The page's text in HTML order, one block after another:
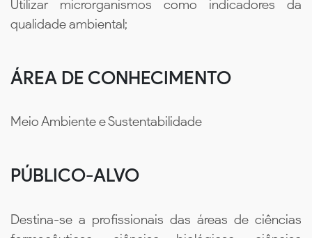
Utilizar microrganismos como indicadores da
qualidade ambiental;
ÁREA DE CONHECIMENTO
Meio Ambiente e Sustentabilidade
PÚBLICO-ALVO
Destina-se a profissionais das áreas de ciências